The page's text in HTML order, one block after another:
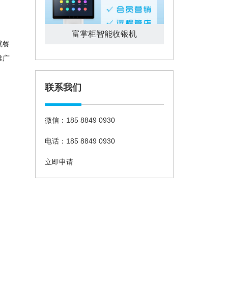
餐
广
富掌柜智能收银机
联系我们
微信：185 8849 0930
电话：185 8849 0930
立即申请